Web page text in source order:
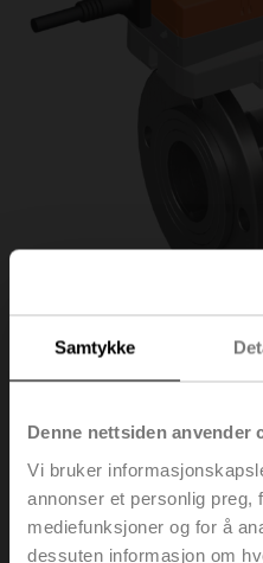
Samtykke
Denne nettsiden anvender
Vi bruker
annonser et personlig preg,
mediefunksjoner og for å
dessuten informasjon om
R7050R-
MOD